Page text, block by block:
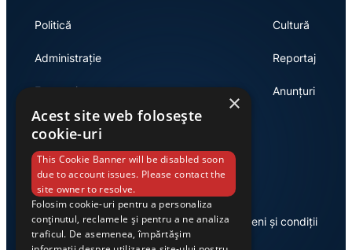
Politică
Administrație
Economie
Cultură
Reportaj
Anunțuri
Link-uri utile
Despre noi Termeni și condiții
×
Acest site web folosește
cookie-uri
This Cookie Banner will be disabled soon
due to account issues. Please contact the
site owner to resolve.
Folosim cookie-uri pentru a personaliza
conținutul, reclamele și pentru a ne analiza
traficul. De asemenea, împărtășim